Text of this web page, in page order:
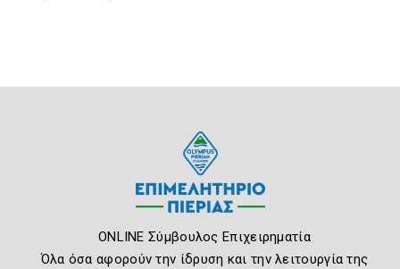
ONLINE Σύμβουλος Επιχειρηματία
Όλα όσα αφορούν την ίδρυση και την λειτουργία της